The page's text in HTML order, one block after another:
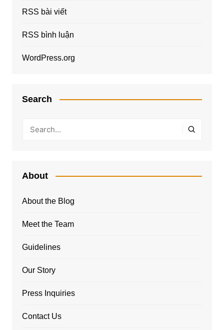
RSS bài viết
RSS bình luận
WordPress.org
Search
About
About the Blog
Meet the Team
Guidelines
Our Story
Press Inquiries
Contact Us